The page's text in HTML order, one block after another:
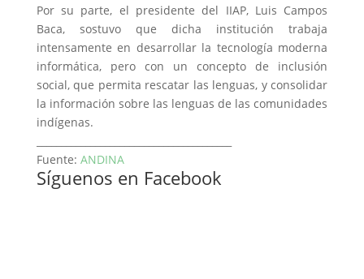
Por su parte, el presidente del IIAP, Luis Campos
Baca, sostuvo que dicha institución trabaja
intensamente en desarrollar la tecnología moderna
informática, pero con un concepto de inclusión
social, que permita rescatar las lenguas, y consolidar
la información sobre las lenguas de las comunidades
indígenas.
Fuente: ANDINA
Síguenos en Facebook